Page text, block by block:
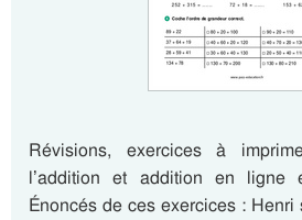
Révisions, exercices à
l’addition et addition en ligne
Énoncés de ces exercices : Henri